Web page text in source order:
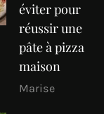
éviter pour
réussir une
pâte à pizza
maison
Marise